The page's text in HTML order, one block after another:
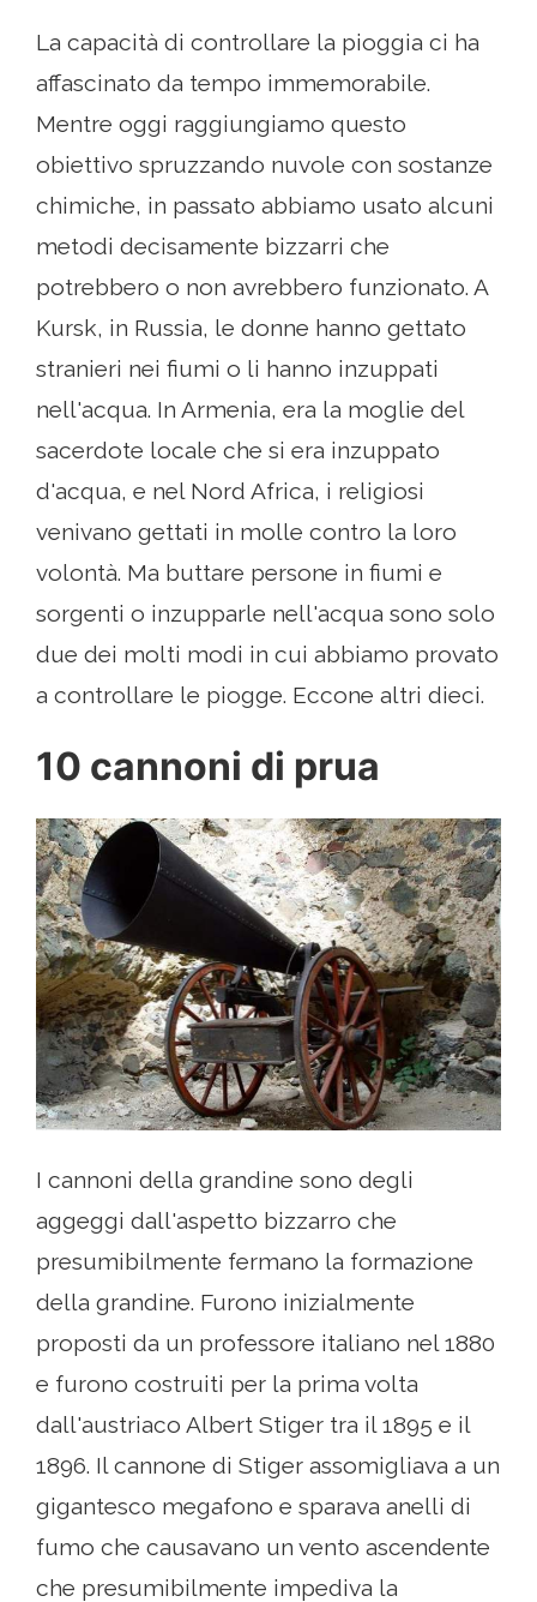
La capacità di controllare la pioggia ci ha
affascinato da tempo immemorabile.
Mentre oggi raggiungiamo questo
obiettivo spruzzando nuvole con sostanze
chimiche, in passato abbiamo usato alcuni
metodi decisamente bizzarri che
potrebbero o non avrebbero funzionato. A
Kursk, in Russia, le donne hanno gettato
stranieri nei fiumi o li hanno inzuppati
nell'acqua. In Armenia, era la moglie del
sacerdote locale che si era inzuppato
d'acqua, e nel Nord Africa, i religiosi
venivano gettati in molle contro la loro
volontà. Ma buttare persone in fiumi e
sorgenti o inzupparle nell'acqua sono solo
due dei molti modi in cui abbiamo provato
a controllare le piogge. Eccone altri dieci.
10 cannoni di prua
I cannoni della grandine sono degli
aggeggi dall'aspetto bizzarro che
presumibilmente fermano la formazione
della grandine. Furono inizialmente
proposti da un professore italiano nel 1880
e furono costruiti per la prima volta
dall'austriaco Albert Stiger tra il 1895 e il
1896. Il cannone di Stiger assomigliava a un
gigantesco megafono e sparava anelli di
fumo che causavano un vento ascendente
che presumibilmente impediva la